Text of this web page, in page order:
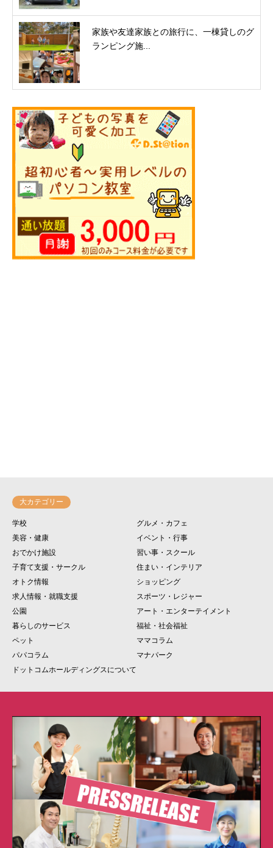
家族や友達家族との旅行に、一棟貸しのグ
ランピング施...
大カテゴリー
学校
グルメ・カフェ
美容・健康
イベント・行事
おでかけ施設
習い事・スクール
子育て支援・サークル
住まい・インテリア
オトク情報
ショッピング
求人情報・就職支援
スポーツ・レジャー
公園
アート・エンターテイメント
暮らしのサービス
福祉・社会福祉
ペット
ママコラム
パパコラム
マナパーク
ドットコムホールディングスについて